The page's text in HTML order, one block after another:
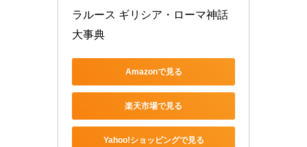
ラルース ギリシア・ローマ神話
大事典
Amazonで見る
楽天市場で見る
Yahoo!ショッピングで見る